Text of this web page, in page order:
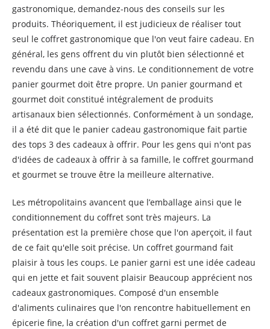
gastronomique, demandez-nous des conseils sur les
produits. Théoriquement, il est judicieux de réaliser tout
seul le coffret gastronomique que l'on veut faire cadeau. En
général, les gens offrent du vin plutôt bien sélectionné et
revendu dans une cave à vins. Le conditionnement de votre
panier gourmet doit être propre. Un panier gourmand et
gourmet doit constitué intégralement de produits
artisanaux bien sélectionnés. Conformément à un sondage,
il a été dit que le panier cadeau gastronomique fait partie
des tops 3 des cadeaux à offrir. Pour les gens qui n'ont pas
d'idées de cadeaux à offrir à sa famille, le coffret gourmand
et gourmet se trouve être la meilleure alternative.
Les métropolitains avancent que l’emballage ainsi que le
conditionnement du coffret sont très majeurs. La
présentation est la première chose que l'on aperçoit, il faut
de ce fait qu'elle soit précise. Un coffret gourmand fait
plaisir à tous les coups. Le panier garni est une idée cadeau
qui en jette et fait souvent plaisir Beaucoup apprécient nos
cadeaux gastronomiques. Composé d'un ensemble
d'aliments culinaires que l'on rencontre habituellement en
épicerie fine, la création d'un coffret garni permet de